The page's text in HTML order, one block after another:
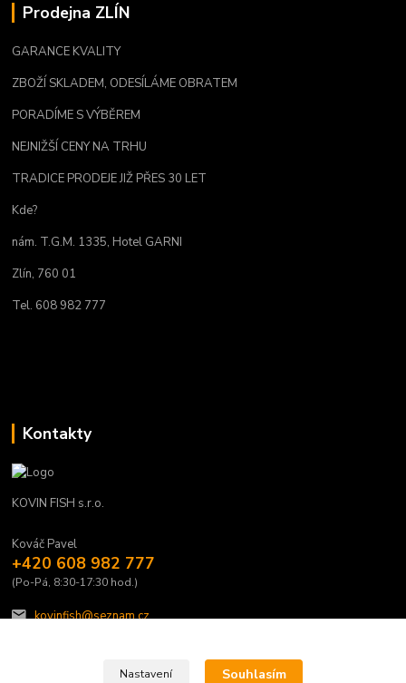
Prodejna ZLÍN
GARANCE KVALITY
ZBOŽÍ SKLADEM, ODESÍLÁME OBRATEM
PORADÍME S VÝBĚREM
NEJNIŽŠÍ CENY NA TRHU
TRADICE PRODEJE JIŽ PŘES 30 LET
Kde?
nám. T.G.M. 1335, Hotel GARNI
Zlín, 760 01
Tel. 608 982 777
Kontakty
KOVIN FISH s.r.o.
Kováč Pavel
+420 608 982 777
(Po-Pá, 8:30-17:30 hod.)
kovinfish@seznam.cz
Nastavení Souhlasím